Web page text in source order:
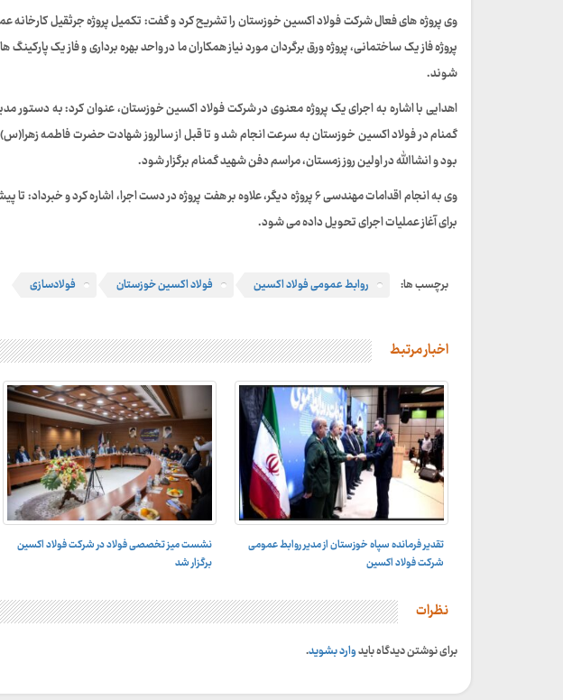
وی پروژه های فعال شرکت فولاد اکسین خوزستان را تشریح کرد و گفت: تکمیل پروژه جرثقیل کارخانه
پروژه فاز یک ساختمانی، پروژه ورق برگردان مورد نیاز همکاران ما در واحد بهره برداری و فاز یک
شوند.
اهدایی با اشاره به اجرای یک پروژه معنوی در شرکت فولاد اکسین خوزستان، عنوان کرد: به دستور
بود و انشاالله در اولین روز زمستان، مراسم دفن شهید گمنام برگزار شود.
برای آغاز عملیات اجرای تحویل داده می شود.
برچسب ها: روابط عمومی فولاد اکسین فولاد اکسین خوزستان فولادسازی
اخبار مرتبط
تقدیر فرمانده سپاه خوزستان از مدیر روابط عمومی
شرکت فولاد اکسین
نشست میز تخصصی فولاد در شرکت فولاد اکسین
برگزار شد
نظرات
برای نوشتن دیدگاه بایدوارد بشوید.